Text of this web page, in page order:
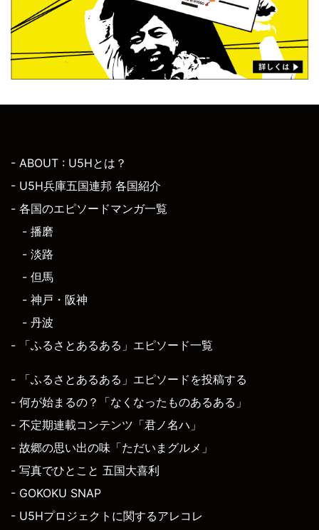
- ABOUT : U5Hとは？
- U5H兵庫五国連邦 各国紹介
- 各国のエピソードマンガ一覧
- 播磨
- 淡路
- 但馬
- 神戸・阪神
- 丹波
- 「ふるさとあるある」エピソード一覧
- 「ふるさとあるある」エピソードを投稿する
- 何が始まるの？「なくなったものあるある」
- 不定期連載コンテンツ「君ノ名ハ」
- 故郷の思い出の味「ただいまグルメ」
- 写真でひとこと 五国大喜利
- GOKOKU SNAP
- U5Hプロジェクトに関するアレコレ